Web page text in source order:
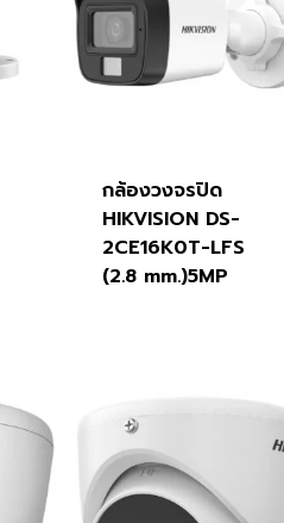
กล้องวงจรปิด
HIKVISION DS-
2CE16K0T-LFS
(2.8 mm.)5MP